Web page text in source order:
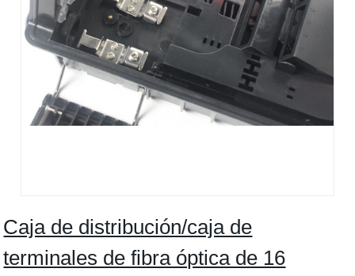
Caja de distribución/caja de
terminales de fibra óptica de 16